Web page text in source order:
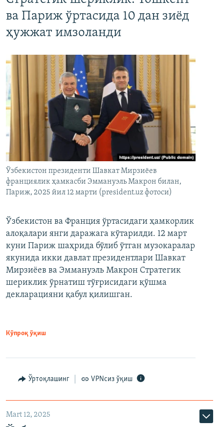
ва Париж ўртасида 10 дан зиёд
ҳужжат имзоланди
Ўзбекистон президенти Шавкат Мирзиёев
франциялик ҳамкасби Эммануэль Макрон билан,
Париж, 2025 йил 12 марти (president.uz фотоси)
Ўзбекистон ва Франция ўртасидаги ҳамкорлик
алоқалари янги даражага кўтарилди. 12 март
куни Париж шаҳрида бўлиб ўтган музокаралар
якунида икки давлат президентлари Шавкат
Мирзиёев ва Эммануэль Макрон Стратегик
шериклик ўрнатиш тўғрисидаги қўшма
декларацияни қабул қилишган.
Кўпроқ ўқиш
Ўртоқлашинг VPNсиз ўқиш
Mart 12, 2025